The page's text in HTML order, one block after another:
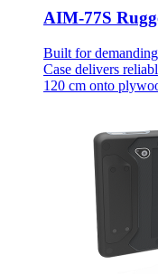
AIM-77S
Built for
Case delivers
120 cm onto